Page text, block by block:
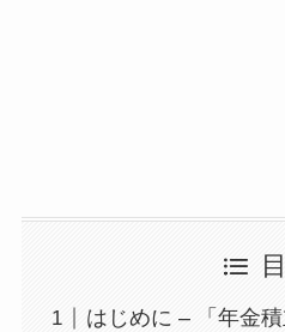
はじめに – 「年金